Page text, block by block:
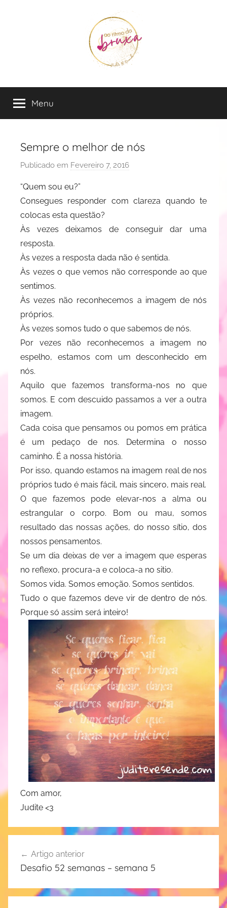
Judite
B
Rezende
the
Flow
Menu
Sempre o melhor de nós
Publicado em Fevereiro 7, 2016
d
t
e
e
e
“Quem sou eu?”
Consegues responder com clareza quando te
colocas esta questão?
Às vezes deixamos de conseguir dar uma
resposta.
Às vezes a resposta dada não é sentida.
Às vezes o que vemos não corresponde ao que
sentimos.
Às vezes não reconhecemos a imagem de nós
próprios.
Às vezes somos tudo o que sabemos de nós.
Por vezes não reconhecemos a imagem no
espelho, estamos com um desconhecido em
nós.
Aquilo que fazemos transforma-nos no que
somos. E com descuido passamos a ver a outra
imagem.
Cada coisa que pensamos ou pomos em prática
é um pedaço de nos. Determina o nosso
caminho. É a nossa história.
Por isso, quando estamos na imagem real de nos
próprios tudo é mais fácil, mais sincero, mais real.
O que fazemos pode elevar-nos a alma ou
estrangular o corpo. Bom ou mau, somos
resultado das nossas ações, do nosso sítio, dos
nossos pensamentos.
Se um dia deixas de ver a imagem que esperas
no reflexo, procura-a e coloca-a no sitio.
Somos vida. Somos emoção. Somos sentidos.
Tudo o que fazemos deve vir de dentro de nós.
Porque só assim será inteiro!
Com amor,
Judite <3
de
Artigo anterior
Desafio 52 semanas – semana 5